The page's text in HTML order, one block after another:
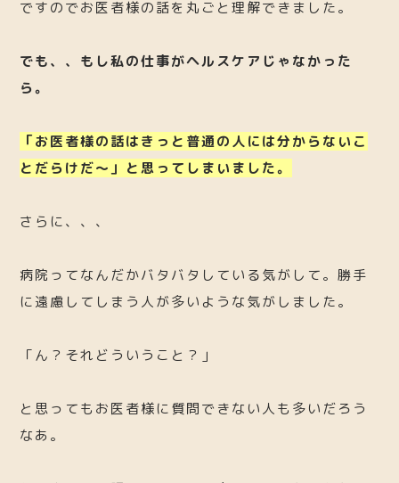
ですのでお医者様の話を丸ごと理解できました。
でも、、もし私の仕事がヘルスケアじゃなかった
ら。
「お医者様の話はきっと普通の人には分からないこ
とだらけだ〜」と思ってしまいました。
さらに、、、
病院ってなんだかバタバタしている気がして。勝手
に遠慮してしまう人が多いような気がしました。
「ん？それどういうこと？」
と思ってもお医者様に質問できない人も多いだろう
なあ。